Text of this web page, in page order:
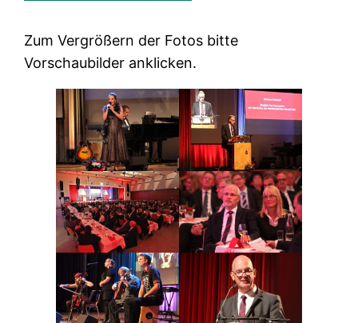
Zum Vergrößern der Fotos bitte
Vorschaubilder anklicken.